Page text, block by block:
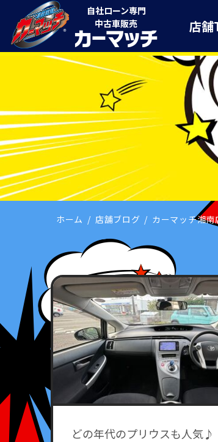
自社ローン専門
中古車販売
店舗
ホーム 店舗ブログ カーマッチ湘南
どの年代のプリウスも人気♪